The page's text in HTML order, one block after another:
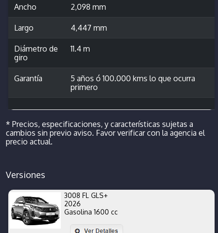
Ancho 2,098 mm
Largo 4,447 mm
Diámetro de
giro
11.4 m
Garantía
5 años ó 100.000 kms lo que ocurra
primero
* Precios, especificaciones, y características sujetas a
cambios sin previo aviso. Favor verificar con la agencia el
precio actual.
Versiones
3008 FL GLS+
2026
Gasolina 1600 cc